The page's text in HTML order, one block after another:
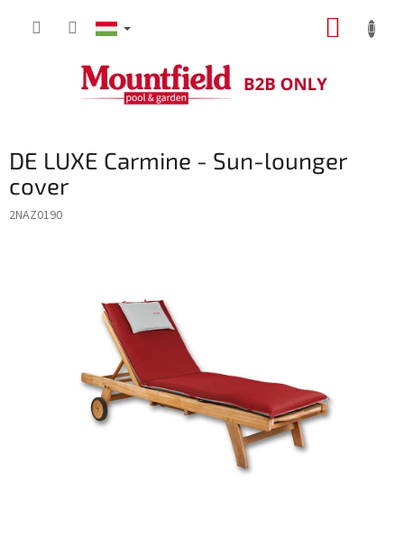
KOSÁR
DE LUXE Carmine - Sun-lounger
cover
2NAZ0190